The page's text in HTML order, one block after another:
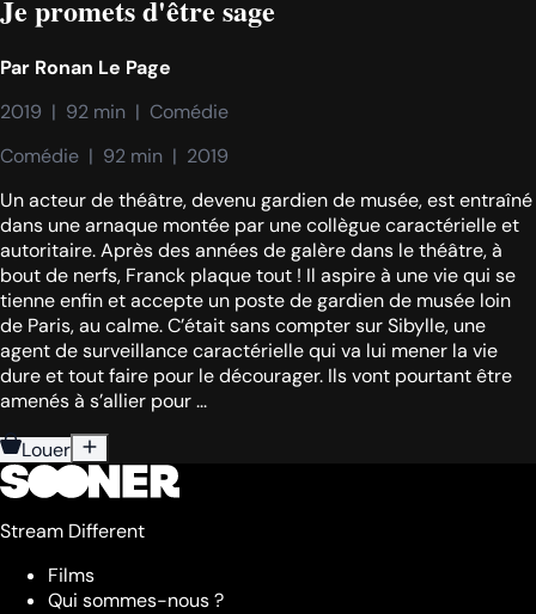
Je promets d'être sage
Par Ronan Le Page
2019  |  92 min  |  Comédie
Comédie  |  92 min  |  2019
Un acteur de théâtre, devenu gardien de musée, est entraîné
dans une arnaque montée par une collègue caractérielle et
autoritaire. Après des années de galère dans le théâtre, à
bout de nerfs, Franck plaque tout ! Il aspire à une vie qui se
tienne enfin et accepte un poste de gardien de musée loin
de Paris, au calme. C’était sans compter sur Sibylle, une
agent de surveillance caractérielle qui va lui mener la vie
dure et tout faire pour le décourager. Ils vont pourtant être
amenés à s’allier pour ...
Louer
Stream Different
Films
Qui sommes-nous ?